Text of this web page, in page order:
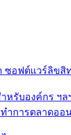
หรับองค์กร ฯล